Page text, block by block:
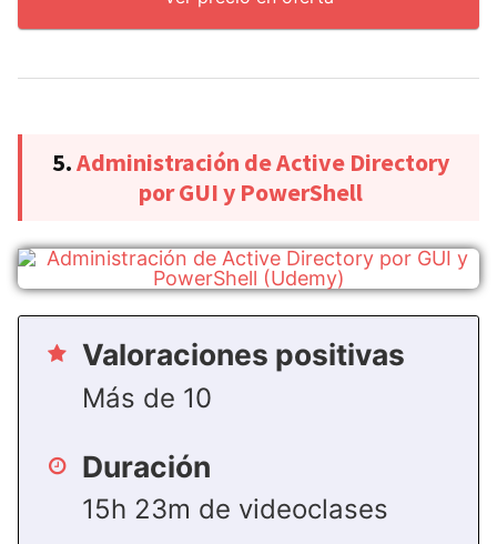
5.Administración de Active Directory
por GUI y PowerShell
Valoraciones positivas
Más de 10
Duración
15h 23m de videoclases